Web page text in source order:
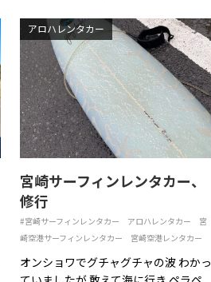
アロハレンタカー
宮崎サーフィンレンタカー、
修行
#宮崎サーフィンレンタカー アロハレンタカー
宮
崎空港サーフィンレンタカー
宮崎空港レンタカー
オンショワでグチャグチャの波 わかっ